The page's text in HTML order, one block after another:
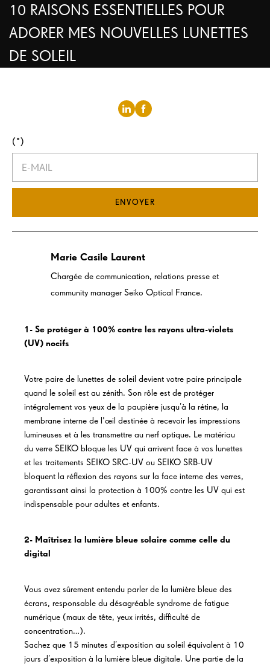
10 RAISONS ESSENTIELLES POUR
ADORER MES NOUVELLES LUNETTES
DE SOLEIL
ENVOYER
Marie Casile Laurent
Chargée de communication, relations presse et
community manager Seiko Optical France.
1- Se protéger à 100% contre les rayons ultra-violets
(UV) nocifs
Votre paire de lunettes de soleil devient votre paire principale
quand le soleil est au zénith. Son rôle est de protéger
intégralement vos yeux de la paupière jusqu’à la rétine, la
membrane interne de l'œil destinée à recevoir les impressions
lumineuses et à les transmettre au nerf optique. Le matériau
du verre SEIKO bloque les UV qui arrivent face à vos lunettes
et les traitements SEIKO SRC-UV ou SEIKO SRB-UV
bloquent la réflexion des rayons sur la face interne des verres,
garantissant ainsi la protection à 100% contre les UV qui est
indispensable pour adultes et enfants.
2- Maîtrisez la lumière bleue solaire comme celle du
digital
Vous avez sûrement entendu parler de la lumière bleue des
écrans, responsable du désagréable syndrome de fatigue
numérique (maux de tête, yeux irrités, difficulté de
concentration…).
Sachez que 15 minutes d’exposition au soleil équivalent à 10
jours d’exposition à la lumière bleue digitale. Une partie de la